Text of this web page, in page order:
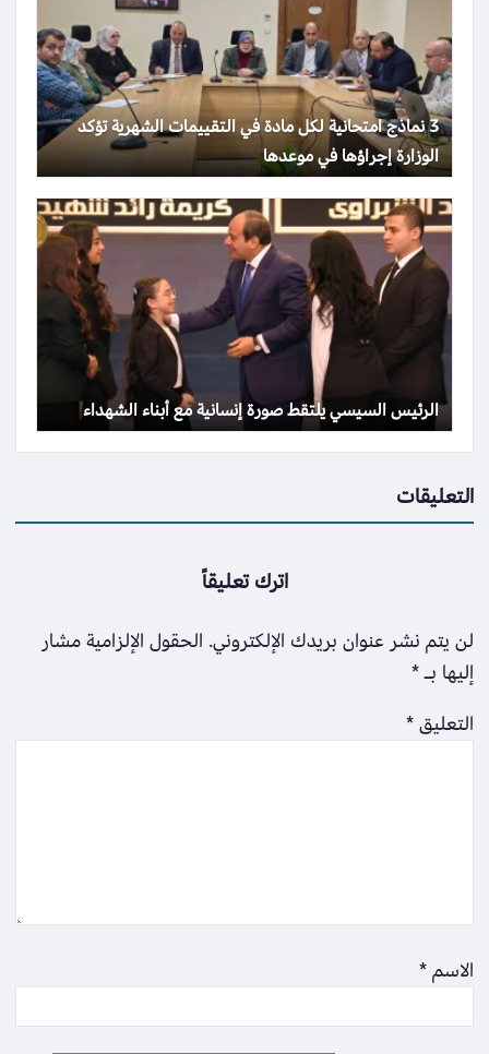
3 نماذج امتحانية لكل مادة في التقييمات الشهرية تؤكد
الوزارة إجراؤها في موعدها
الرئيس السيسي يلتقط صورة إنسانية مع أبناء الشهداء
التعليقات
اترك تعليقاً
لن يتم نشر عنوان بريدك الإلكتروني. الحقول الإلزامية مشار
إليها بـ*
التعليق*
الاسم*